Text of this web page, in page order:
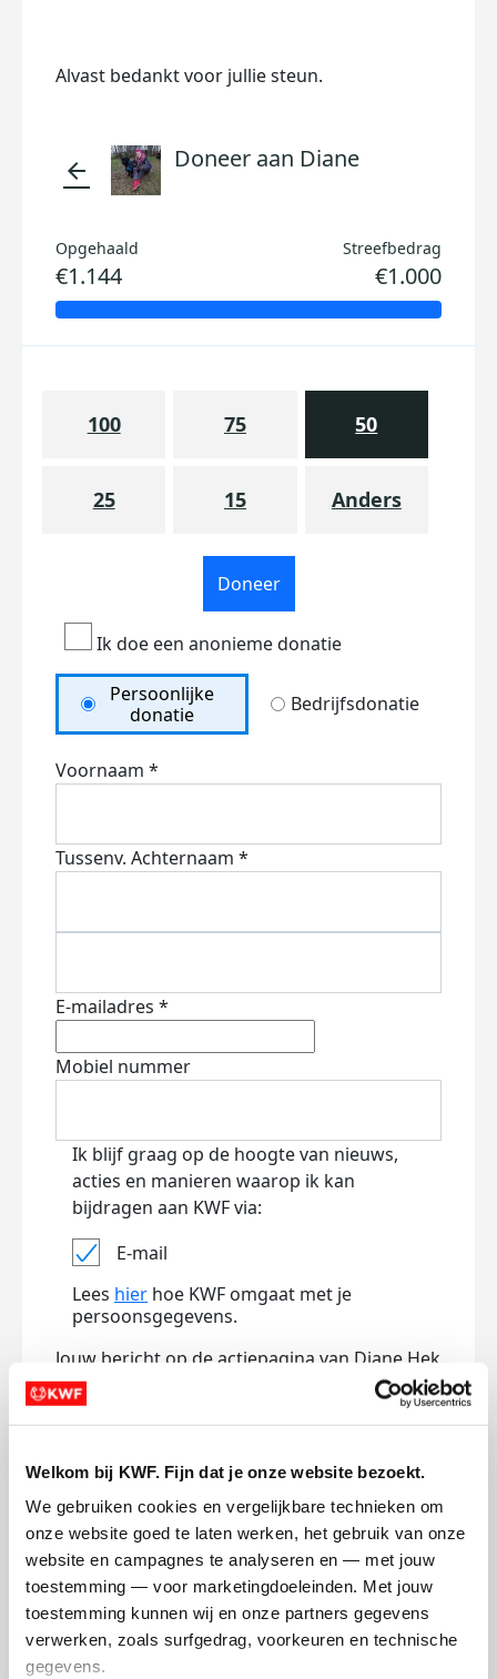
Welkom bij KWF. Fijn dat je onze website bezoekt.
We gebruiken cookies en vergelijkbare technieken om
onze website goed te laten werken, het gebruik van onze
website en campagnes te analyseren en — met jouw
toestemming — voor marketingdoeleinden. Met jouw
toestemming kunnen wij en onze partners gegevens
verwerken, zoals surfgedrag, voorkeuren en technische
gegevens.
Alvast bedankt voor jullie steun.
arrow_back Doneer aan Diane
Opgehaald
€1.144
Streefbedrag
€1.000
100 75 50
25 15 Anders
Doneer
Ik doe een anonieme donatie
Persoonlijke
donatie
Bedrijfsdonatie
Voornaam *
Tussenv. Achternaam *
E-mailadres *
Mobiel nummer
Ik blijf graag op de hoogte van nieuws,
acties en manieren waarop ik kan
bijdragen aan KWF via:
E-mail
Lees hier hoe KWF omgaat met je
persoonsgegevens.
Jouw bericht op de actiepagina van Diane Hek
(optioneel)
0/150
Naam die op de pagina verschijnt
Volgende
Volgende